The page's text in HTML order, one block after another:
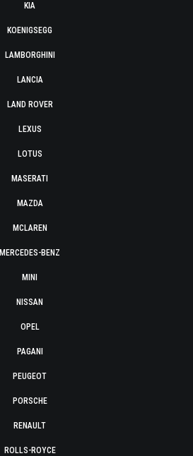
KIA
KOENIGSEGG
LAMBORGHINI
LANCIA
LAND ROVER
LEXUS
LOTUS
MASERATI
MAZDA
MCLAREN
MERCEDES-BENZ
MINI
NISSAN
OPEL
PAGANI
PEUGEOT
PORSCHE
RENAULT
ROLLS-ROYCE